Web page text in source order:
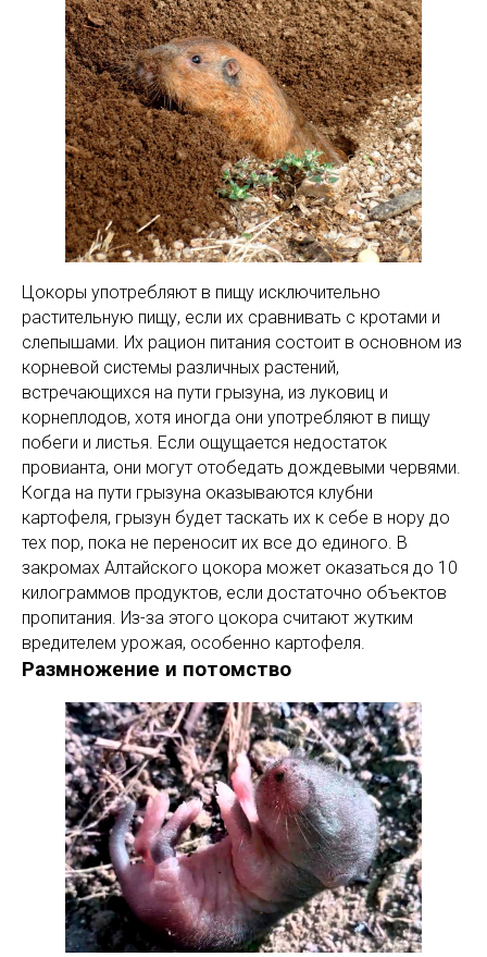
Цокоры употребляют в пищу исключительно
растительную пищу, если их сравнивать с кротами и
слепышами. Их рацион питания состоит в основном из
корневой системы различных растений,
встречающихся на пути грызуна, из луковиц и
корнеплодов, хотя иногда они употребляют в пищу
побеги и листья. Если ощущается недостаток
провианта, они могут отобедать дождевыми червями.
Когда на пути грызуна оказываются клубни
картофеля, грызун будет таскать их к себе в нору до
тех пор, пока не переносит их все до единого. В
закромах Алтайского цокора может оказаться до 10
килограммов продуктов, если достаточно объектов
пропитания. Из-за этого цокора считают жутким
вредителем урожая, особенно картофеля.
Размножение и потомство